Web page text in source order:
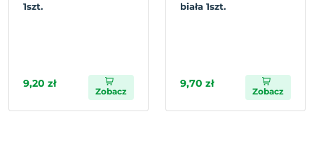
1szt.
9,20 zł
Zobacz
biała 1szt.
9,70 zł
Zobacz